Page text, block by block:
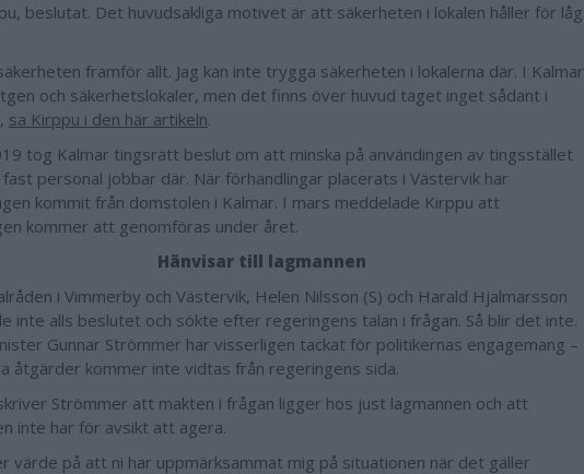
beslutat. Det huvudsakliga motivet är att säkerheten i lokalen håller för låg
framför allt. Jag kan inte trygga säkerheten i lokalerna där. I Kalmar
och säkerhetslokaler, men det finns över huvud taget inget sådant i
sa Kirppu i den här artikeln.
tog Kalmar tingsrätt beslut om att minska på användingen av tingsstället
personal jobbar där. När förhandlingar placerats i Västervik har
kommit från domstolen i Kalmar. I mars meddelade Kirppu att
kommer att genomföras under året.
Hänvisar till lagmannen
i Vimmerby och Västervik, Helen Nilsson (S) och Harald Hjalmarsson
inte alls beslutet och sökte efter regeringens talan i frågan. Så blir det inte.
Gunnar Strömmer har visserligen tackat för politikernas engagemang –
åtgärder kommer inte vidtas från regeringens sida.
Strömmer att makten i frågan ligger hos just lagmannen och att
inte har för avsikt att agera.
värde på att ni har uppmärksammat mig på situationen när det gäller